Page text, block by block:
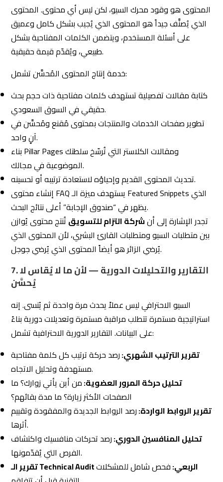
المحتوى هو وقود محرك السيو، لكن ليس أي محتوى. المحتوى
الذي يُصنَّف جيداً هو المحتوى الذي يُجيب بشكل كامل وعميق
على أسئلة المستخدم، ويتضمن الكلمات المفتاحية بشكل
طبيعي، ويُقدّم قيمة حقيقية.
خدمة إنتاج المحتوى المُحسَّن تشمل:
كتابة مقالات تفصيلية تستهدف كلمات مفتاحية ذات حجم بحث
حقيقي في السوق السعودي.
تطوير صفحات الخدمات والمنتجات بمحتوى مُقنع ومُحسَّن في
آنٍ واحد.
بناء Pillar Pages ومقالات الكلاستر التي تُرسّخ سلطتك
الموضوعية في مجالك.
تحديث المحتوى القديم وإحياؤه لاستعادة ترتيبه أو تحسينه.
إنشاء محتوى FAQ يستهدف ميزة الـ Featured Snippets الذي
يظهر في “صندوق الإجابة” أعلى نتائج البحث.
تجدر الإشارة إلى أنشركة التزام للتسويق تُنتج محتوى يُوازن
بين متطلبات السيو ومتطلبات القارئ البشري، لأن المحتوى الذي
يُرضي الزائر هو أيضاً المحتوى الذي يُرضي جوجل.
7. التقارير والتحليلات الدورية — لأن ما لا يُقاس لا
يُحسَّن
السيو الاحترافي ليس عملاً يحدث مرة واحدة ثم يُنسى. إنه
استراتيجية مستمرة تتطلب مراقبة مستمرة وتعديلات دورية بناءً
على البيانات. التقارير الدورية الاحترافية تشمل:
تقرير الترتيب الشهري:رصد حركة ترتيب كل كلمة مفتاحية
مستهدفة وتحليل الاتجاه.
تحليل حركة المرور العضوية:من أين يأتي زوارك؟ ما
الصفحات الأكثر زيارة؟ ما مدة بقائهم؟
تقرير الروابط الواردة:رصد الروابط الجديدة والمفقودة وتقييم
أثرها.
تحليل المنافسين الدوري:رصد تحركات منافسيك واكتشاف
الفرص التي يُقدّمونها.
تقرير الـ Technical Audit الربعي:فحص شامل للمشكلات